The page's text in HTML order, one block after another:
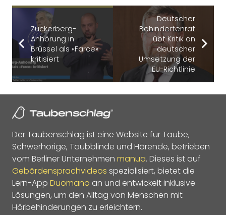
Zuckerberg-
Anhörung in
Brüssel als «Farce»
kritisiert
Deutscher
Behindertenrat
übt Kritik an
deutscher
Umsetzung der
EU-Richtlinie
Der Taubenschlag ist eine Website für Taube,
Schwerhörige, Taubblinde und Hörende, betrieben
vom Berliner Unternehmen manua. Dieses ist auf
Gebärdensprachvideos spezialisiert, bietet die
Lern-App Duomano an und entwickelt inklusive
Lösungen, um den Alltag von Menschen mit
Hörbehinderungen zu erleichtern.